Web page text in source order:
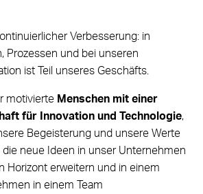
Verbesserung: in
Prozessen und bei unseren
ist Teil unseres Geschäfts.
motivierte Menschen mit einer
für Innovation und Technologie,
Begeisterung und unsere Werte
neue Ideen in unser Unternehmen
Horizont erweitern und in einem
in einem Team